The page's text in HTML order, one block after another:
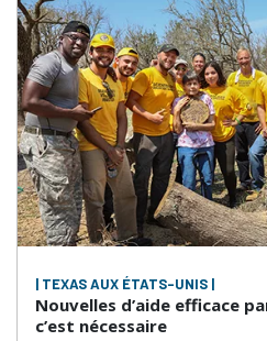
| TEXAS AUX ÉTATS-UNIS |
Nouvelles d’aide efficace
c’est nécessaire